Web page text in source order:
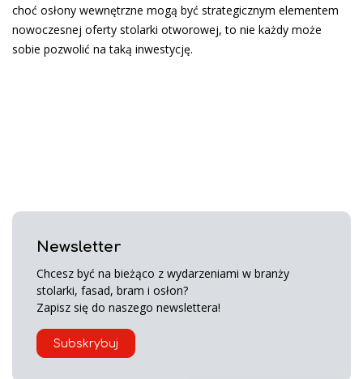
choć osłony wewnętrzne mogą być strategicznym elementem
nowoczesnej oferty stolarki otworowej, to nie każdy może
sobie pozwolić na taką inwestycję.
Newsletter
Chcesz być na bieżąco z wydarzeniami w branży
stolarki, fasad, bram i osłon?
Zapisz się do naszego newslettera!
Subskrybuj